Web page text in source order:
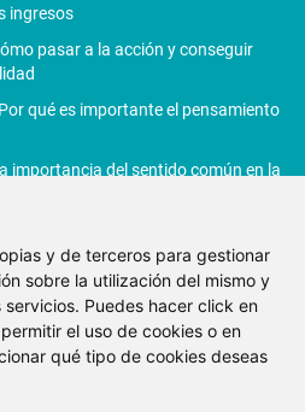
y de terceros para gestionar
sobre la utilización del mismo y
Puedes hacer click en
el uso de cookies o en
qué tipo de cookies deseas
ingresos
pasar a la acción y conseguir
qué es importante el pensamiento
importancia del sentido común en la
Inteligencia Artificial revoluciona la
Política de
Canal de